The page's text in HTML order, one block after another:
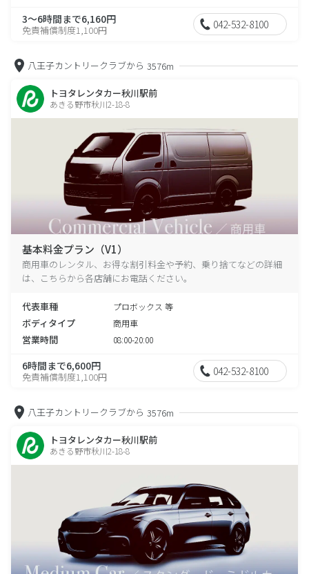
3～6時間まで6,160円
免責補償制度1,100円 042-532-8100
八王子カントリークラブから 3576m
トヨタレンタカー秋川駅前
あきる野市秋川2-18-8
基本料金プラン（V1）
商用車のレンタル、お得な割引料金や予約、乗り捨てなどの詳細
は、こちらから各店舗にお電話ください。
代表車種 プロボックス 等
ボディタイプ 商用車
営業時間 08:00-20:00
6時間まで6,600円
免責補償制度1,100円 042-532-8100
八王子カントリークラブから 3576m
トヨタレンタカー秋川駅前
あきる野市秋川2-18-8